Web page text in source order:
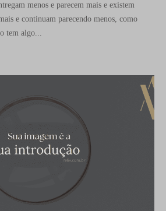
menos e parecem mais e existem
e continuam parecendo menos, como
tem algo...